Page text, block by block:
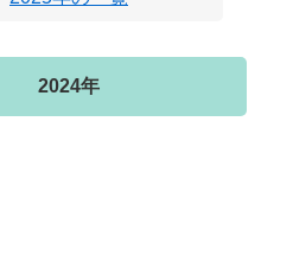
2024年